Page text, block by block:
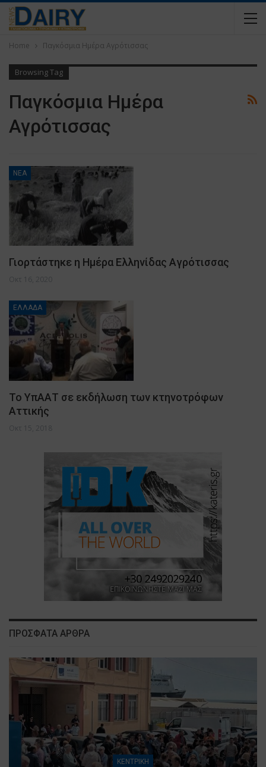
Home Παγκόσμια Ημέρα Αγρότισσας
Browsing Tag
Παγκόσμια Ημέρα
Αγρότισσας
ΝΕΑ
Γιορτάστηκε η Ημέρα Ελληνίδας Αγρότισσας
Οκτ 16, 2020
ΕΛΛΑΔΑ
Το ΥπΑΑΤ σε εκδήλωση των κτηνοτρόφων
Αττικής
Οκτ 15, 2018
ΠΡΟΣΦΑΤΑ ΑΡΘΡΑ
ΚΕΝΤΡΙΚΗ